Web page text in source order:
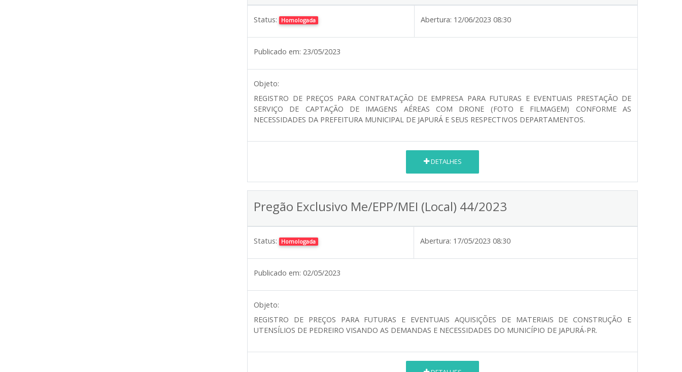
Status: Homologada Abertura: 12/06/2023 08:30
Publicado em: 23/05/2023
Objeto:
REGISTRO DE PREÇOS PARA CONTRATAÇÃO DE EMPRESA PARA FUTURAS E EVENTUAIS PRESTAÇÃO DE
SERVIÇO DE CAPTAÇÃO DE IMAGENS AÉREAS COM DRONE (FOTO E FILMAGEM) CONFORME AS
NECESSIDADES DA PREFEITURA MUNICIPAL DE JAPURÁ E SEUS RESPECTIVOS DEPARTAMENTOS.
DETALHES
Pregão Exclusivo Me/EPP/MEI (Local) 44/2023
Status: Homologada Abertura: 17/05/2023 08:30
Publicado em: 02/05/2023
Objeto:
REGISTRO DE PREÇOS PARA FUTURAS E EVENTUAIS AQUISIÇÕES DE MATERIAIS DE CONSTRUÇÃO E
UTENSÍLIOS DE PEDREIRO VISANDO AS DEMANDAS E NECESSIDADES DO MUNICÍPIO DE JAPURÁ-PR.